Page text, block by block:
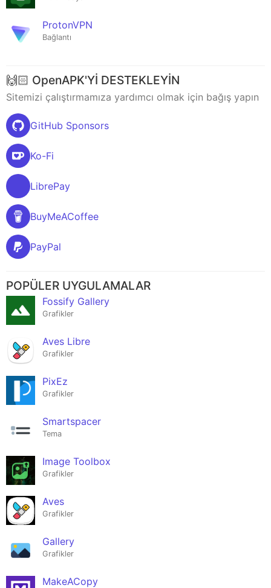
ProtonVPN
Bağlantı
🙌🏻 OpenAPK'Yİ DESTEKLEYİN
Sitemizi çalıştırmamıza yardımcı olmak için bağış yapın
GitHub Sponsors
Ko-Fi
LibrePay
BuyMeACoffee
PayPal
POPÜLER UYGULAMALAR
Fossify Gallery
Grafikler
Aves Libre
Grafikler
PixEz
Grafikler
Smartspacer
Tema
Image Toolbox
Grafikler
Aves
Grafikler
Gallery
Grafikler
MakeACopy